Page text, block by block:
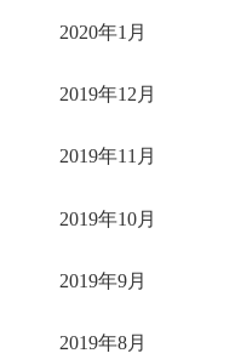
2020年1月
2019年12月
2019年11月
2019年10月
2019年9月
2019年8月